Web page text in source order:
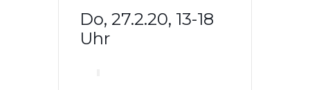
Do, 27.2.20, 13-18
Uhr